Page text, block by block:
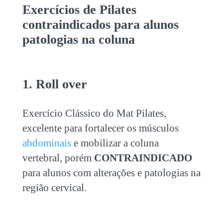
Exercícios de Pilates
contraindicadospara alunos
patologias na coluna
1. Roll over
Exercício Clássico do Mat Pilates,
excelente para fortalecer os músculos
abdominaise mobilizar a coluna
vertebral, porém CONTRAINDICADO
para alunos com alterações e patologias na
região cervical.